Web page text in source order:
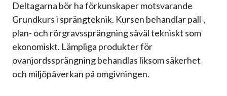
Deltagarna bör ha förkunskaper motsvarande
Grundkurs i sprängteknik. Kursen behandlar pall-,
plan- och rörgravssprängning såväl tekniskt som
ekonomiskt. Lämpliga produkter för
ovanjordssprängning behandlas liksom säkerhet
och miljöpåverkan på omgivningen.